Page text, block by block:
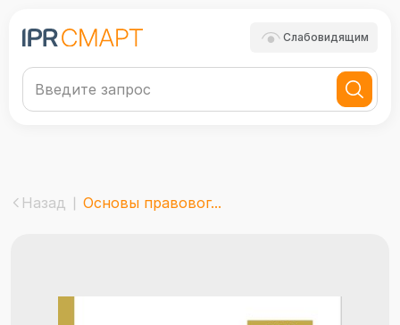
Слабовидящим
Назад Основы правовог...